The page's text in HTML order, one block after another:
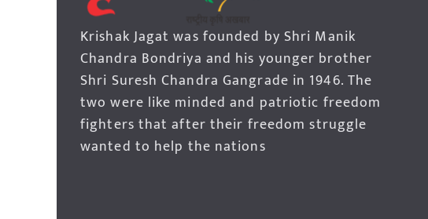
Krishak Jagat was founded by Shri Manik
Chandra Bondriya and his younger brother
Shri Suresh Chandra Gangrade in 1946. The
two were like minded and patriotic freedom
fighters that after their freedom struggle
wanted to help the nations